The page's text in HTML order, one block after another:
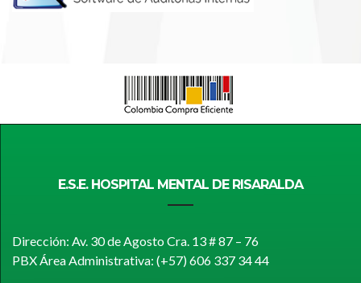
E.S.E. HOSPITAL MENTAL DE RISARALDA
Dirección: Av. 30 de Agosto Cra. 13 # 87 – 76
PBX Área Administrativa: (+57) 606 337 34 44